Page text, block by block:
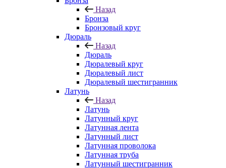
Назад
Бронза
Бронзовый круг
Дюраль
Назад
Дюраль
Дюралевый круг
Дюралевый лист
Дюралевый шестигранник
Латунь
Назад
Латунь
Латунный круг
Латунная лента
Латунный лист
Латунная проволока
Латунная труба
Латунный шестигранник